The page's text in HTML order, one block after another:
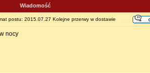
Wiadomość
postu: 2015.07.27 Kolejne przerwy w dostawie
nocy